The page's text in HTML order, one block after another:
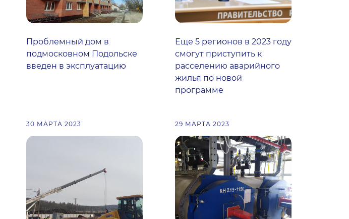
Проблемный дом в
подмосковном Подольске
введен в эксплуатацию
Еще 5 регионов в 2023 году
смогут приступить к
расселению аварийного
жилья по новой
программе
30 МАРТА 2023 29 МАРТА 2023